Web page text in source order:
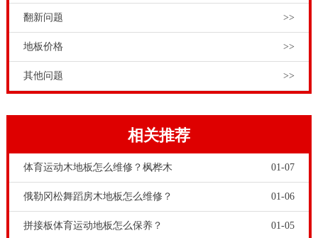
翻新问题 >>
地板价格 >>
其他问题 >>
相关推荐
体育运动木地板怎么维修？枫桦木 01-07
俄勒冈松舞蹈房木地板怎么维修？ 01-06
拼接板体育运动地板怎么保养？ 01-05